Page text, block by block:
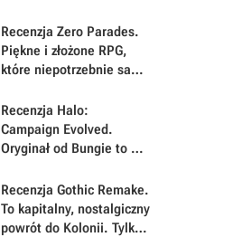
nie wydarzyło
Recenzja Zero Parades.
Piękne i złożone RPG,
które niepotrzebnie samo
Recenzja Halo:
Campaign Evolved.
Oryginał od Bungie to w
gra, ale Halo Studios jej
chyba nie rozumie
Recenzja Gothic Remake.
To kapitalny, nostalgiczny
powrót do Kolonii. Tylko